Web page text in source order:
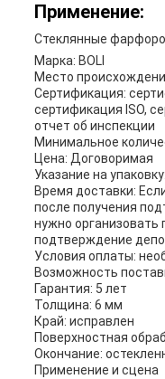
Применение:
Стеклянные
Марка: BOLI
Место
Сертификация:
сертификация ISO,
отчет об инспекции
Минимальное
Цена: Договоримая
Указание на
Время доставки:
после получения
нужно организовать
подтверждение
Условия оплаты:
Возможность
Гарантия: 5 лет
Толщина: 6 мм
Край: исправлен
Поверхностная
Окончание:
Применение и сцена